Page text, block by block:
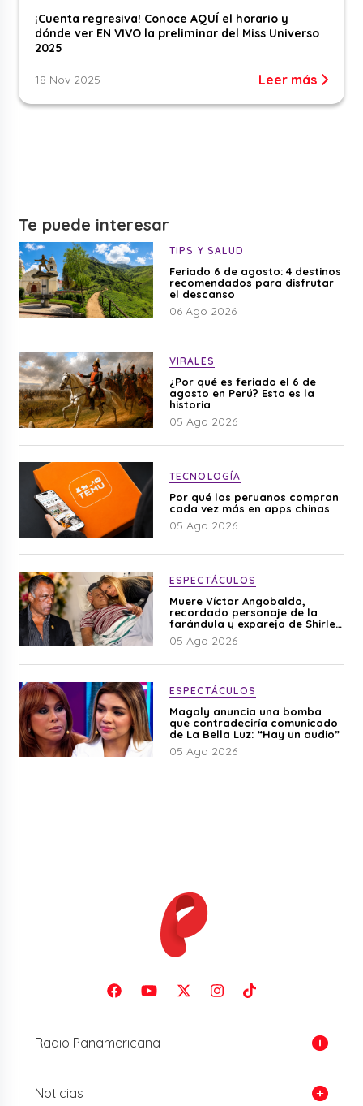
¡Cuenta regresiva! Conoce AQUÍ el horario y
dónde ver EN VIVO la preliminar del Miss Universo
2025
18 Nov 2025 Leer más
Te puede interesar
TIPS Y SALUD
Feriado 6 de agosto: 4 destinos
recomendados para disfrutar
el descanso
06 Ago 2026
VIRALES
¿Por qué es feriado el 6 de
agosto en Perú? Esta es la
historia
05 Ago 2026
TECNOLOGÍA
Por qué los peruanos compran
cada vez más en apps chinas
05 Ago 2026
ESPECTÁCULOS
Muere Víctor Angobaldo,
recordado personaje de la
farándula y expareja de Shirley
Cherres
05 Ago 2026
ESPECTÁCULOS
Magaly anuncia una bomba
que contradeciría comunicado
de La Bella Luz: “Hay un audio”
05 Ago 2026
Radio Panamericana
Noticias